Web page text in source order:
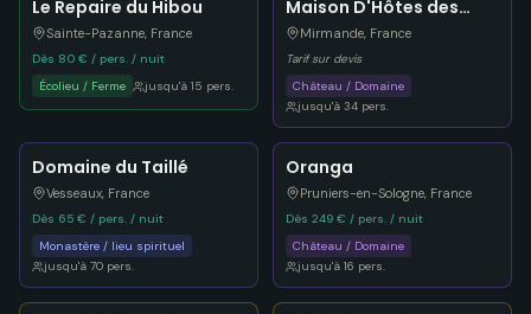
Le Repaire du Hibou
Sainte-Pazanne, France
Dès 80 € / pers. / nuit
Écolieu / Ferme
jusqu'à 15 pers.
Maison D'Hôtes des
Fougères
Mirmande, France
Tarif sur devis
Château / Domaine
jusqu'à 34 pers.
Domaine du Taillé
Vesseaux, France
Dès 65 € / pers. / nuit
Monastère / lieu spirituel
jusqu'à 70 pers.
Oranga
Pruniers-en-Sologne, France
Dès 249 € / pers. / nuit
Château / Domaine
jusqu'à 16 pers.